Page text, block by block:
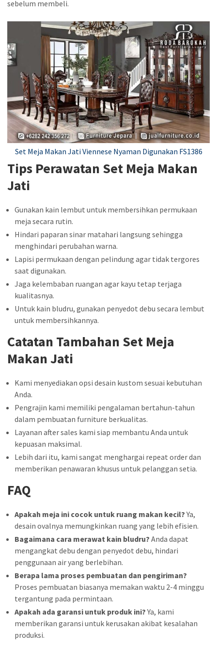
sebelum membeli.
Set Meja Makan Jati Viennese Nyaman Digunakan FS1386
Tips Perawatan Set Meja Makan
Jati
Gunakan kain lembut untuk membersihkan permukaan
meja secara rutin.
Hindari paparan sinar matahari langsung sehingga
menghindari perubahan warna.
Lapisi permukaan dengan pelindung agar tidak tergores
saat digunakan.
Jaga kelembaban ruangan agar kayu tetap terjaga
kualitasnya.
Untuk kain bludru, gunakan penyedot debu secara lembut
untuk membersihkannya.
Catatan Tambahan Set Meja
Makan Jati
Kami menyediakan opsi desain kustom sesuai kebutuhan
Anda.
Pengrajin kami memiliki pengalaman bertahun-tahun
dalam pembuatan furniture berkualitas.
Layanan after sales kami siap membantu Anda untuk
kepuasan maksimal.
Lebih dari itu, kami sangat menghargai repeat order dan
memberikan penawaran khusus untuk pelanggan setia.
FAQ
Apakah meja ini cocok untuk ruang makan kecil?Ya,
desain ovalnya memungkinkan ruang yang lebih efisien.
Bagaimana cara merawat kain bludru? Anda dapat
mengangkat debu dengan penyedot debu, hindari
penggunaan air yang berlebihan.
Berapa lama proses pembuatan dan pengiriman?
Proses pembuatan biasanya memakan waktu 2-4 minggu
tergantung pada permintaan.
Apakah ada garansi untuk produk ini?Ya, kami
memberikan garansi untuk kerusakan akibat kesalahan
produksi.